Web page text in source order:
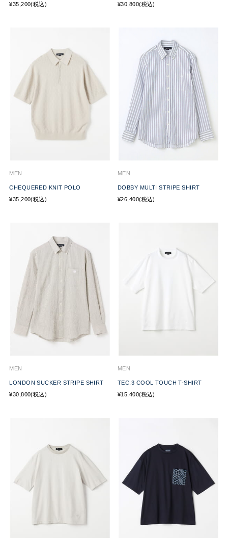
¥35,200(税込) ¥30,800(税込)
MEN
CHEQUERED KNIT POLO
¥35,200(税込)
MEN
DOBBY MULTI STRIPE SHIRT
¥26,400(税込)
MEN
LONDON SUCKER STRIPE SHIRT
¥30,800(税込)
MEN
TEC.3 COOL TOUCH T-SHIRT
¥15,400(税込)